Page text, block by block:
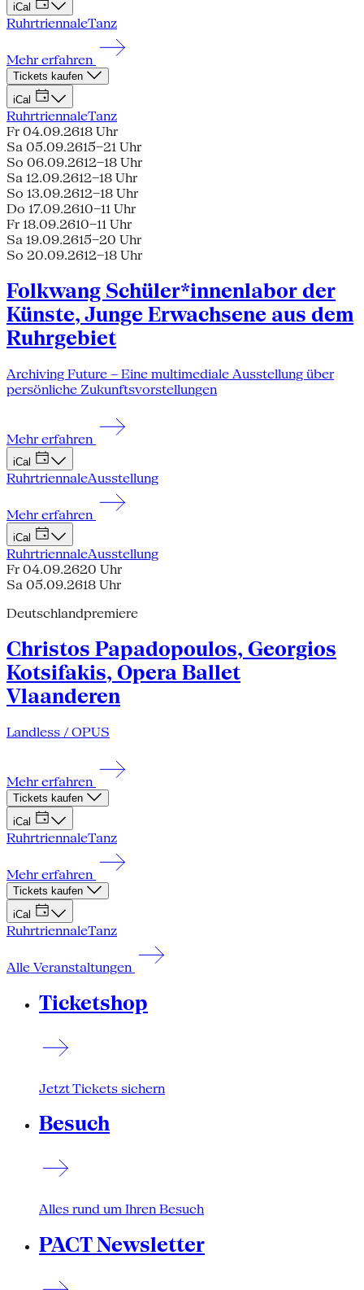
iCal
RuhrtriennaleTanz
Mehr erfahren
Tickets kaufen
iCal
RuhrtriennaleTanz
Fr 04.09.2618 Uhr
Sa 05.09.2615–21 Uhr
So 06.09.2612–18 Uhr
Sa 12.09.2612–18 Uhr
So 13.09.2612–18 Uhr
Do 17.09.2610–11 Uhr
Fr 18.09.2610–11 Uhr
Sa 19.09.2615–20 Uhr
So 20.09.2612–18 Uhr
Folkwang Schüler*innenlabor der
Künste, Junge Erwachsene aus dem
Ruhrgebiet
Archiving Future – Eine multimediale Ausstellung über
persönliche Zukunftsvorstellungen
Mehr erfahren
iCal
RuhrtriennaleAusstellung
Mehr erfahren
iCal
RuhrtriennaleAusstellung
Fr 04.09.2620 Uhr
Sa 05.09.2618 Uhr
Deutschlandpremiere
Christos Papadopoulos, Georgios
Kotsifakis, Opera Ballet
Vlaanderen
Landless / OPUS
Mehr erfahren
Tickets kaufen
iCal
RuhrtriennaleTanz
Mehr erfahren
Tickets kaufen
iCal
RuhrtriennaleTanz
Alle Veranstaltungen
Ticketshop
Jetzt Tickets sichern
Besuch
Alles rund um Ihren Besuch
PACT Newsletter